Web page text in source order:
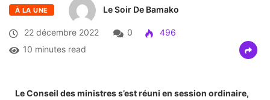
À LA UNE Le Soir De Bamako
22 décembre 2022 0
496
10 minutes read
Le Conseil des ministres s’est réuni en session ordinaire,